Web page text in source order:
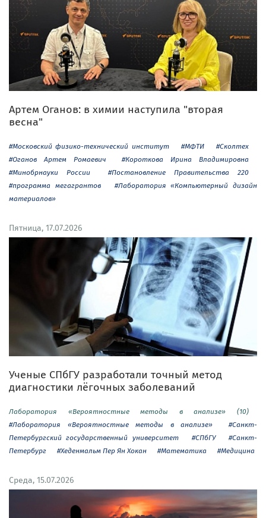
Артем Оганов: в химии наступила "вторая
весна"
#Московский физико-технический институт #МФТИ
#Сколтех
#Оганов Артем Ромаевич
#Короткова Ирина Владимировна
#Минобрнауки России
#Постановление Правительства 220
#программа мегагрантов
#Лаборатория «Компьютерный дизайн
материалов»
Пятница, 17.07.2026
Ученые СПбГУ разработали точный метод
диагностики лёгочных заболеваний
Лаборатория «Вероятностные методы в анализе» (10)
#Лаборатория «Вероятностные методы в анализе»
#Санкт-
Петербургский государственный университет
#СПбГУ
#Санкт-
Петербург
#Хеденмальм Пер Ян Хокан #Математика #Медицина
Среда, 15.07.2026